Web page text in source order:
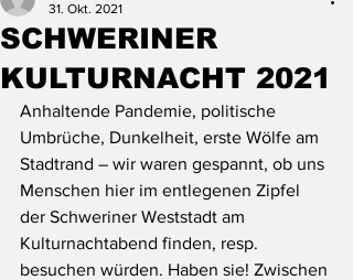
SCHWERINER
KULTURNACHT 2021
31. Okt. 2021
Anhaltende Pandemie, politische
Umbrüche, Dunkelheit, erste Wölfe am
Stadtrand – wir waren gespannt, ob uns
Menschen hier im entlegenen Zipfel
der Schweriner Weststadt am
Kulturnachtabend finden, resp.
besuchen würden. Haben sie! Zwischen